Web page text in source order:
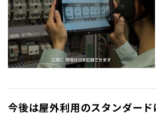
今後は屋外利用のスタンダード